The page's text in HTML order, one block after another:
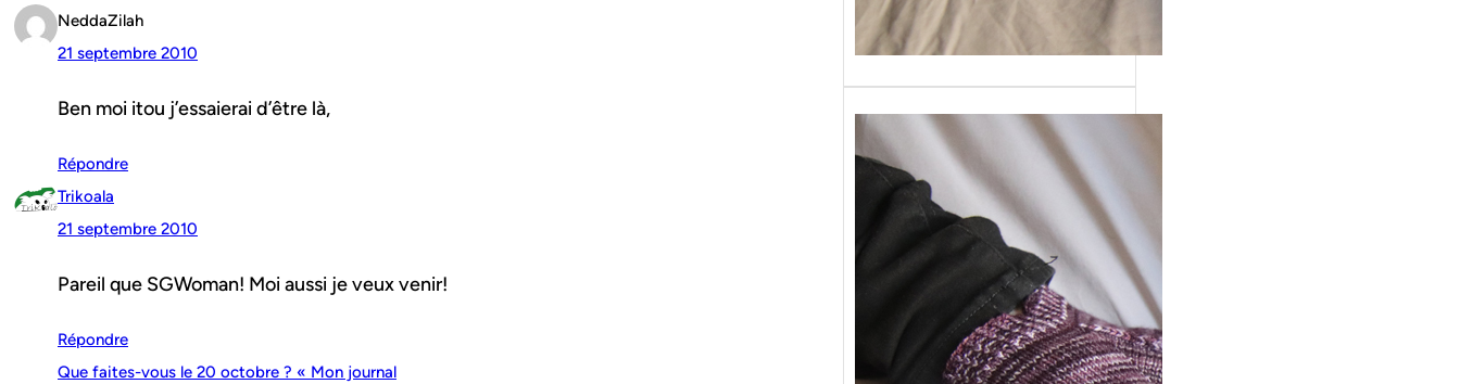
NeddaZilah
21 septembre 2010
Ben moi itou j’essaierai d’être là,
Répondre
Trikoala
21 septembre 2010
Pareil que SGWoman! Moi aussi je veux venir!
Répondre
Que faites-vous le 20 octobre ? « Mon journal